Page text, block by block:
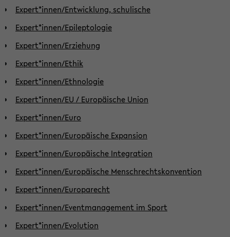
Expert*innen/Entwicklung, schulische
Expert*innen/Epileptologie
Expert*innen/Erziehung
Expert*innen/Ethik
Expert*innen/Ethnologie
Expert*innen/EU / Europäische Union
Expert*innen/Euro
Expert*innen/Europäische Expansion
Expert*innen/Europäische Integration
Expert*innen/Europäische Menschrechtskonvention
Expert*innen/Europarecht
Expert*innen/Eventmanagement im Sport
Expert*innen/Evolution